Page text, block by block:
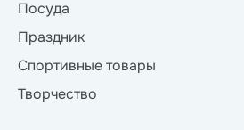
Посуда
Праздник
Спортивные товары
Творчество